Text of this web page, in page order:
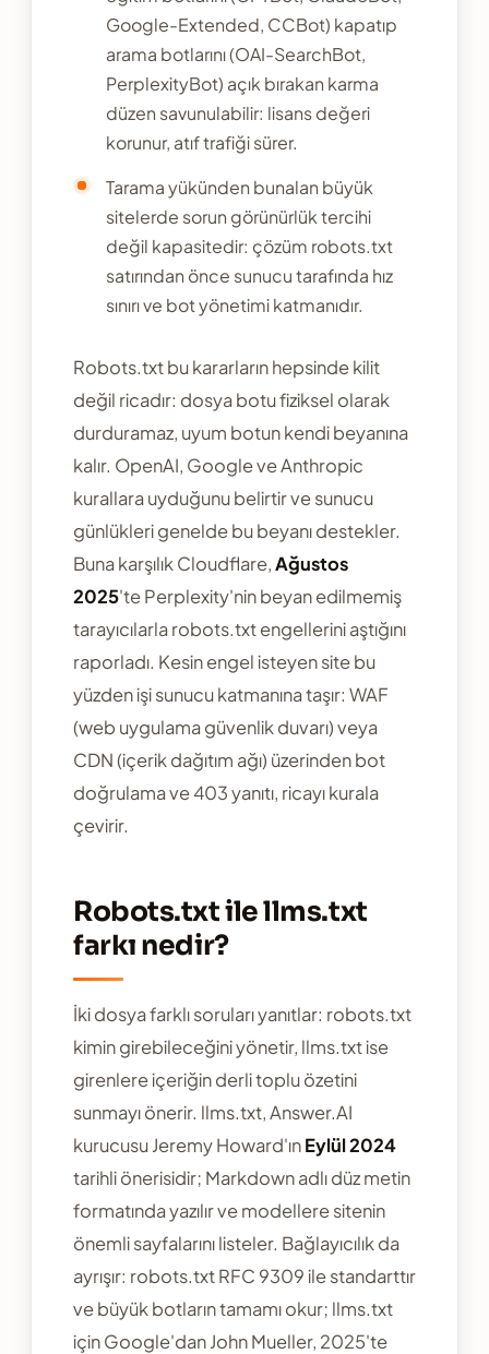
Google-Extended, CCBot) kapatıp
arama botlarını (OAI-SearchBot,
PerplexityBot) açık bırakan karma
düzen savunulabilir: lisans değeri
korunur, atıf trafiği sürer.
Tarama yükünden bunalan büyük
sitelerde sorun görünürlük tercihi
değil kapasitedir: çözüm robots.txt
satırından önce sunucu tarafında hız
sınırı ve bot yönetimi katmanıdır.
Robots.txt bu kararların hepsinde kilit
değil ricadır: dosya botu fiziksel olarak
durduramaz, uyum botun kendi beyanına
kalır. OpenAI, Google ve Anthropic
kurallara uyduğunu belirtir ve sunucu
günlükleri genelde bu beyanı destekler.
Buna karşılık Cloudflare,Ağustos
2025'te Perplexity'nin beyan edilmemiş
tarayıcılarla robots.txt engellerini aştığını
raporladı. Kesin engel isteyen site bu
yüzden işi sunucu katmanına taşır: WAF
(web uygulama güvenlik duvarı) veya
CDN (içerik dağıtım ağı) üzerinden bot
doğrulama ve 403 yanıtı, ricayı kurala
çevirir.
Robots.txt ile llms.txt
farkı nedir?
İki dosya farklı soruları yanıtlar: robots.txt
kimin girebileceğini yönetir, llms.txt ise
girenlere içeriğin derli toplu özetini
sunmayı önerir. llms.txt, Answer.AI
kurucusu Jeremy Howard'ınEylül 2024
tarihli önerisidir; Markdown adlı düz metin
formatında yazılır ve modellere sitenin
önemli sayfalarını listeler. Bağlayıcılık da
ayrışır: robots.txt RFC 9309 ile standarttır
ve büyük botların tamamı okur; llms.txt
için Google'dan John Mueller, 2025'te